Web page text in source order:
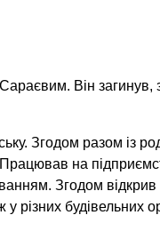
Він загинув,
Згодом разом із
на
Згодом
різних будівельних